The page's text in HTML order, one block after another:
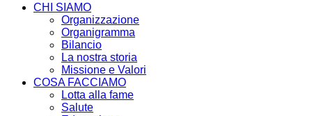
CHI SIAMO
Organizzazione
Organigramma
Bilancio
La nostra storia
Missione e Valori
COSA FACCIAMO
Lotta alla fame
Salute